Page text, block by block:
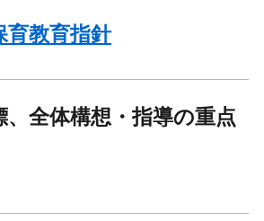
育教育指針
、全体構想・指導の重点